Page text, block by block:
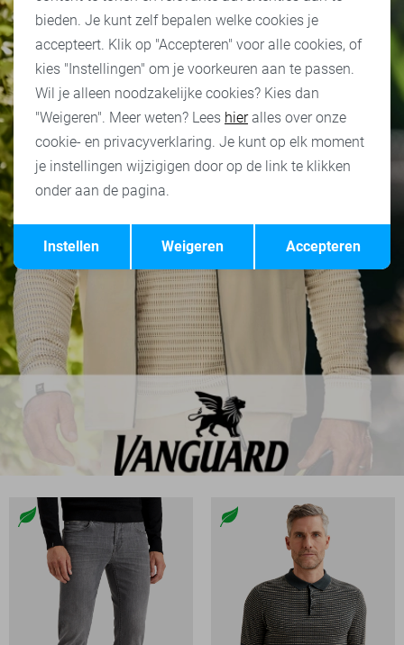
Terug Opslaan
bieden. Je kunt zelf bepalen welke cookies je
accepteert. Klik op "Accepteren" voor alle cookies, of
kies "Instellingen" om je voorkeuren aan te passen.
Wil je alleen noodzakelijke cookies? Kies dan
"Weigeren". Meer weten? Lees hieralles over onze
cookie- en privacyverklaring. Je kunt op elk moment
je instellingen wijzigigen door op de link te klikken
onder aan de pagina.
Accepteren
Weigeren
Instellen